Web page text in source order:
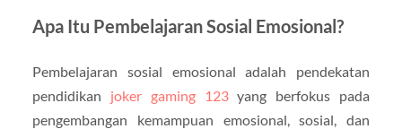
Apa Itu Pembelajaran Sosial Emosional?
Pembelajaran sosial emosional adalah pendekatan
pendidikan joker gaming 123yang berfokus pada
pengembangan kemampuan emosional, sosial, dan